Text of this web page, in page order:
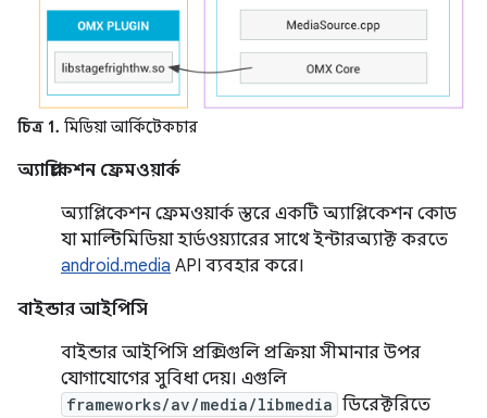
চিত্র 1. মিডিয়া আর্কিটেকচার
অ্যাপ্লিকেশন ফ্রেমওয়ার্ক
অ্যাপ্লিকেশন ফ্রেমওয়ার্ক স্তরে একটি অ্যাপ্লিকেশন কোড
যা মাল্টিমিডিয়া হার্ডওয়্যারের সাথে ইন্টারঅ্যাক্ট করতে
android.media API ব্যবহার করে।
বাইন্ডার আইপিসি
বাইন্ডার আইপিসি প্রক্সিগুলি প্রক্রিয়া সীমানার উপর
যোগাযোগের সুবিধা দেয়। এগুলি
frameworks/av/media/libmedia ডিরেক্টরিতে